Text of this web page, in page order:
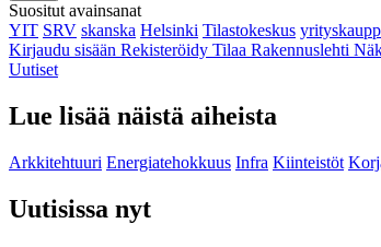
Suositut avainsanat
YIT SRV skanska Helsinki Tilastokeskus
Kirjaudu sisään Rekisteröidy Tilaa Rakennuslehti
Uutiset
Lue lisää näistä aiheista
Arkkitehtuuri Energiatehokkuus Infra Kiinteistöt
Uutisissa nyt